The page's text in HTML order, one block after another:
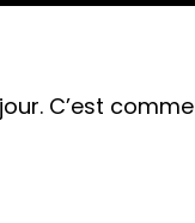
C’est comme